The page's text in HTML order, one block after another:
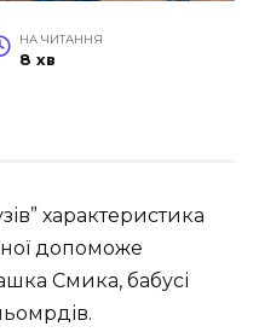
НА ЧИТАННЯ
8 хв
характеристика
допоможе
Смика, бабусі